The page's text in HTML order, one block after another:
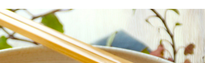
だしまろ麺 シャン
BBQ/キャンプ 炊飯器
レンジ調理 お子さま
ひなまつり こども
運動会 クリス
その他
ハコネーゼ アラビアータ ハコネ